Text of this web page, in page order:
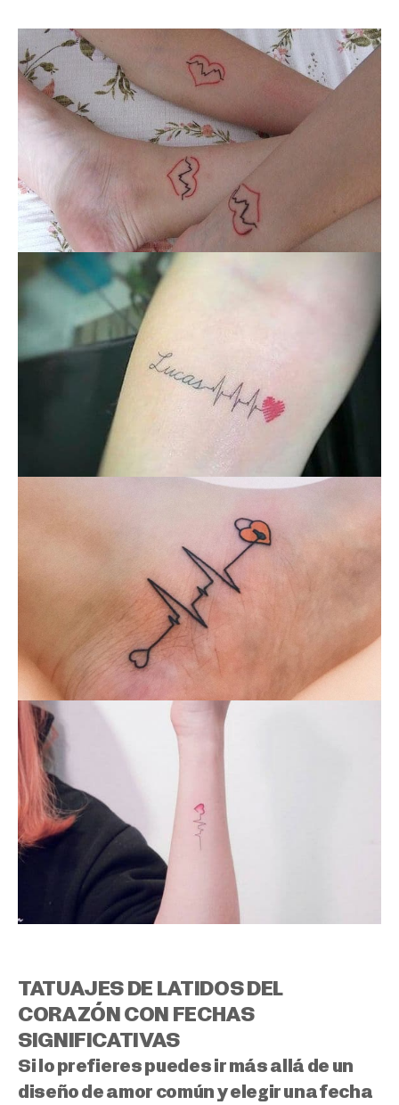
TATUAJES DE LATIDOS DEL
CORAZÓN CON FECHAS
SIGNIFICATIVAS
Si lo prefieres puedes ir más allá de un
diseño de amor común yelegir una fecha